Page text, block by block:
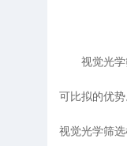
视觉光
可比拟的优
视觉光学筛